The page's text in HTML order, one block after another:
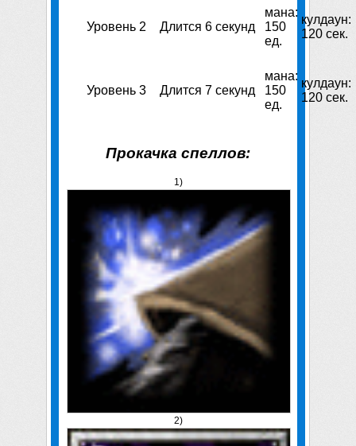
Уровень 2 Длится 6 секунд
мана:
150
ед.
кулдаун:
120 сек.
Уровень 3 Длится 7 секунд
мана:
150
ед.
кулдаун:
120 сек.
Прокачка спеллов:
1)
2)